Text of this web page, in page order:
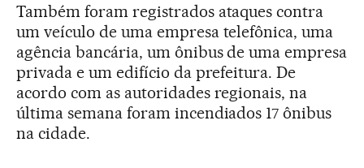
Também foram registrados ataques contra
um veículo de uma empresa telefônica, uma
agência bancária, um ônibus de uma empresa
privada e um edifício da prefeitura. De
acordo com as autoridades regionais, na
última semana foram incendiados 17 ônibus
na cidade.